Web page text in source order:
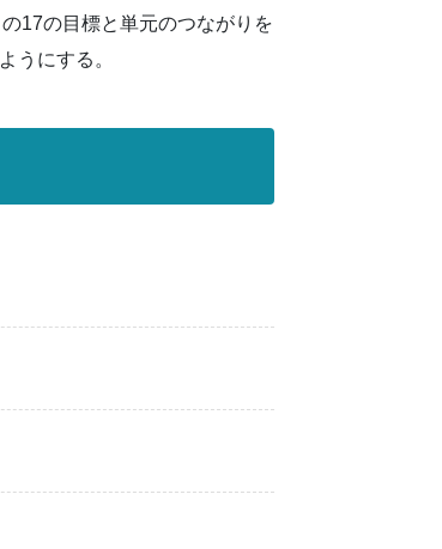
17の目標と単元のつながりを
うにする。